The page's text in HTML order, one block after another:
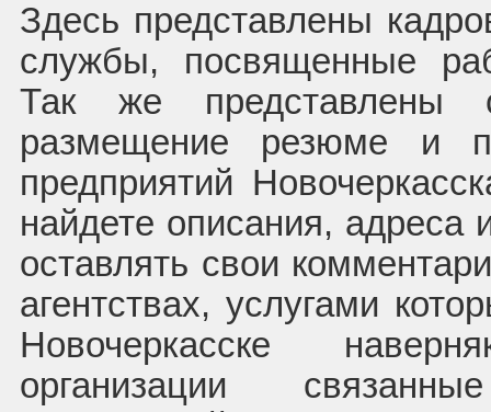
Здесь представлены
службы, посвященные
Так же представлены
размещение резюме и
предприятий
найдете описания,
оставлять свои
агентствах, услугами
Новочеркасске
организации